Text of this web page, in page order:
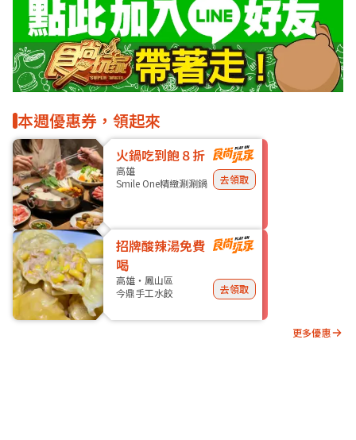
本週優惠券，領起來
火鍋吃到飽８折
高雄
Smile One精緻涮涮鍋
去領取
招牌酸辣湯免費
喝
高雄・鳳山區
今鼎手工水餃
去領取
更多優惠